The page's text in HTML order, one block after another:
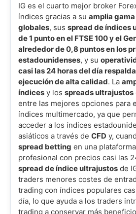
IG es el cuarto mejor broker
índices gracias a su amplia
globales, sus spread de índices
de 1 punto en el FTSE 100 y el
alrededor de 0,8 puntos en los
estadounidenses, y su
casi las 24 horas del día
ejecución de alta calidad. La
índicesy los spreads ultrajustos
entre las mejores opciones para
índices multimercado, ya que
acceder a los índices
asiáticos a través de CFD y,
spread betting en una
profesional con precios casi las
spread de índice ultrajustosde
traders menores costes de
trading con índices populares
día, lo que ayuda a los traders
trading a conservar más